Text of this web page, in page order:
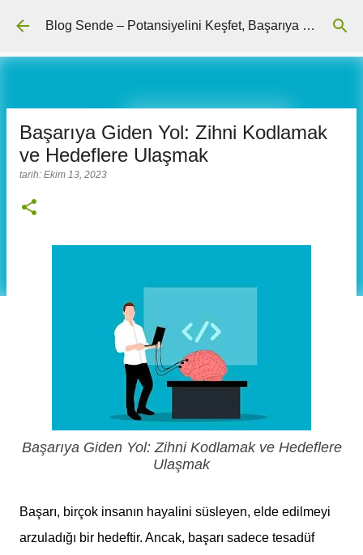
Ana içeriğe atla Blog Sende – Potansiyelini Keşfet, Başarıya Ulaş
Başarıya Giden Yol: Zihni Kodlamak
ve Hedeflere Ulaşmak
tarih: Ekim 13, 2023
Başarıya Giden Yol: Zihni Kodlamak ve Hedeflere
Ulaşmak
Başarı, birçok insanın hayalini süsleyen, elde edilmeyi
arzuladığı bir hedeftir. Ancak, başarı sadece tesadüf